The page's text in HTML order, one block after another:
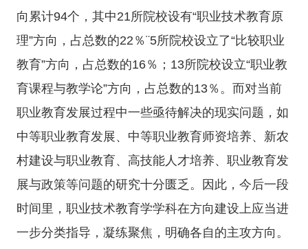
向累计94个，其中21所院校设有“职业技术教育原
理”方向，占总数的22％¨5所院校设立了“比较职业
教育”方向，占总数的16％；13所院校设立“职业教
育课程与教学论”方向，占总数的13％。而对当前
职业教育发展过程中一些亟待解决的现实问题，如
中等职业教育发展、中等职业教育师资培养、新农
村建设与职业教育、高技能人才培养、职业教育发
展与政策等问题的研究十分匮乏。因此，今后一段
时间里，职业技术教育学学科在方向建设上应当进
一步分类指导，凝练聚焦，明确各自的主攻方向。